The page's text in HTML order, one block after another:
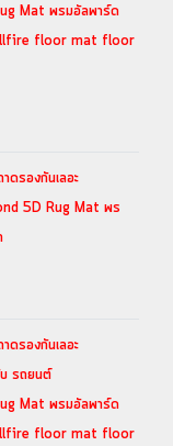
Mat พรมอัลพาร์ด
floor mat floor
ดรองกันเลอะ
5D Rug Mat พร
ดรองกันเลอะ
รถยนต์
Mat พรมอัลพาร์ด
floor mat floor